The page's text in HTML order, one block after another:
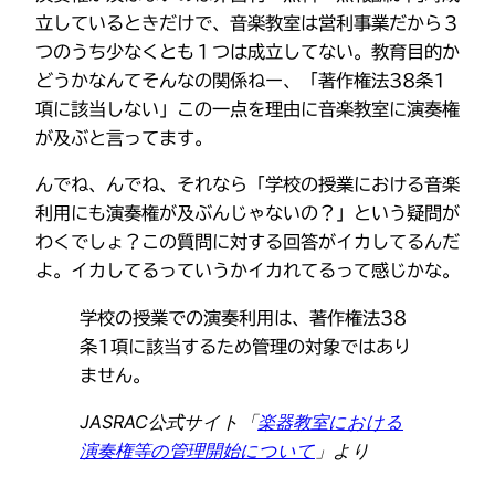
立しているときだけで、音楽教室は営利事業だから３
つのうち少なくとも１つは成立してない。教育目的か
どうかなんてそんなの関係ねー、「著作権法38条1
項に該当しない」この一点を理由に音楽教室に演奏権
が及ぶと言ってます。
んでね、んでね、それなら「学校の授業における音楽
利用にも演奏権が及ぶんじゃないの？」という疑問が
わくでしょ？この質問に対する回答がイカしてるんだ
よ。イカしてるっていうかイカれてるって感じかな。
学校の授業での演奏利用は、著作権法38
条1項に該当するため管理の対象ではあり
ません。
JASRAC公式サイト「楽器教室における
演奏権等の管理開始について 」より